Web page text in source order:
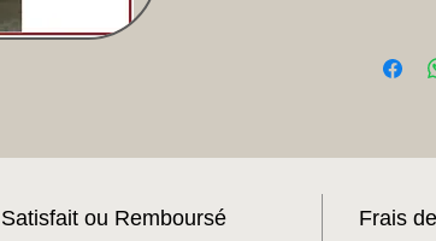
Satisfait ou Remboursé Frais